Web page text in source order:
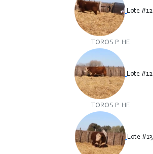
Lote #12
TOROS P. HE...
Lote #12
TOROS P. HE...
Lote #13